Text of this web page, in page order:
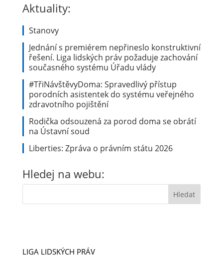
Aktuality:
Stanovy
Jednání s premiérem nepřineslo konstruktivní
řešení. Liga lidských práv požaduje zachování
současného systému Úřadu vlády
#TřiNávštěvyDoma: Spravedlivý přístup
porodních asistentek do systému veřejného
zdravotního pojištění
Rodička odsouzená za porod doma se obrátí
na Ústavní soud
Liberties: Zpráva o právním státu 2026
Hledej na webu:
LIGA LIDSKÝCH PRÁV